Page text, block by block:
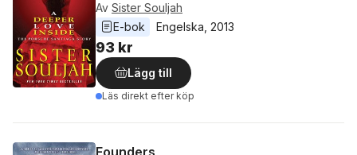
Av Sister Souljah
E-bok
Engelska 2013
93 kr
Lägg till
Läs direkt efter köp